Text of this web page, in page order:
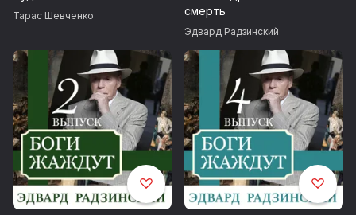
Тарас Шевченко
смерть
Эдвард Радзинский